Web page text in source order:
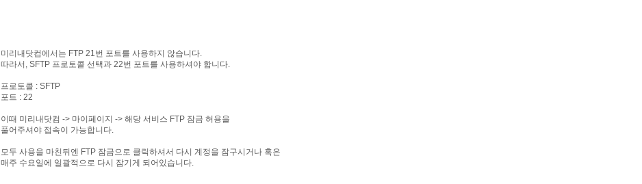
미리내닷컴에서는 FTP 21번 포트를 사용하지 않습니다.
따라서, SFTP 프로토콜 선택과 22번 포트를 사용하셔야 합니다.
프로토콜 : SFTP
포트 : 22
이때 미리내닷컴 -> 마이페이지 -> 해당 서비스 FTP 잠금 허용을
풀어주셔야 접속이 가능합니다.
모두 사용을 마친뒤엔 FTP 잠금으로 클릭하셔서 다시 계정을 잠구시거나 혹은
매주 수요일에 일괄적으로 다시 잠기게 되어있습니다.